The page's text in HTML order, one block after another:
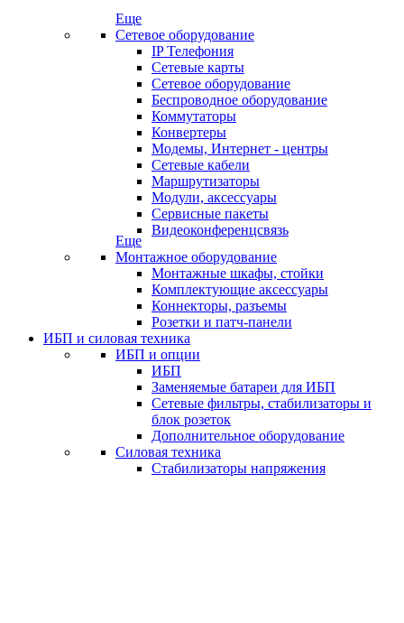
Еще
Сетевое оборудование
IP Телефония
Сетевые карты
Сетевое оборудование
Беспроводное оборудование
Коммутаторы
Конвертеры
Модемы, Интернет - центры
Сетевые кабели
Маршрутизаторы
Модули, аксессуары
Сервисные пакеты
Видеоконференцсвязь
Еще
Монтажное оборудование
Монтажные шкафы, стойки
Комплектующие аксессуары
Коннекторы, разъемы
Розетки и патч-панели
ИБП и силовая техника
ИБП и опции
ИБП
Заменяемые батареи для ИБП
Сетевые фильтры, стабилизаторы и
блок розеток
Дополнительное оборудование
Силовая техника
Стабилизаторы напряжения